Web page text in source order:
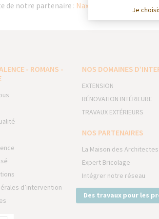
de notre partenaire : Naxos — Revêtements
- ROMANS -
d’intervention
NOS DOMAINES
EXTENSION
RÉNOVATION INTÉRIEURE
TRAVAUX EXTÉRIEURS
NOS PARTENAIRES
La Maison des Architectes
Expert Bricolage
Intégrer notre réseau
Des travaux pour les
Je